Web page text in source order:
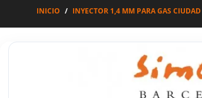
INICIO INYECTOR 1,4 MM PARA GAS CIUDAD